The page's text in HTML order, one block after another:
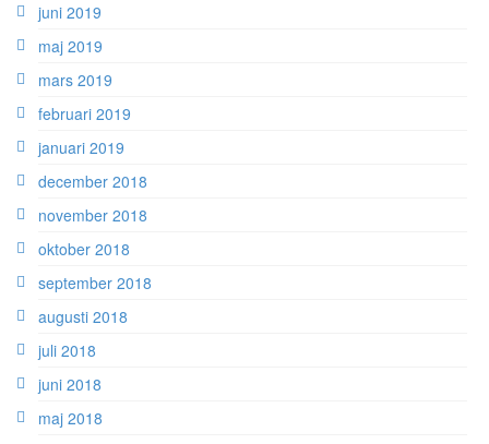
juni 2019
maj 2019
mars 2019
februari 2019
januari 2019
december 2018
november 2018
oktober 2018
september 2018
augusti 2018
juli 2018
juni 2018
maj 2018